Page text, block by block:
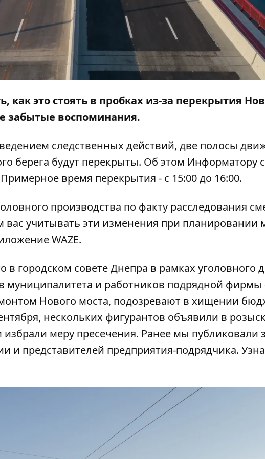
как это стоять в пробках из-за перекрытия
забытые воспоминания.
следственных действий, две полосы
берега будут перекрыты. Об этом Информатору
время перекрытия - с 15:00 до 16:00.
производства по факту расследования
вас учитывать эти изменения при планировании
WAZE.
в городском совете Днепра в рамках уголовного
муниципалитета и работников подрядной
Нового моста, подозревают в хищении
нескольких фигурантов объявили в розыск
меру пресечения. Ранее мы публиковали
и представителей предприятия-подрядчика.